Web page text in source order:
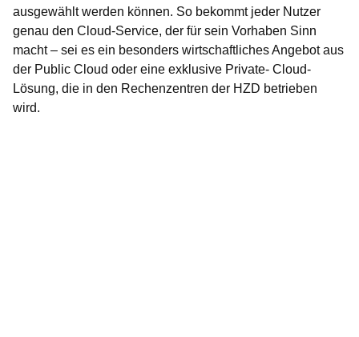
ausgewählt werden können. So bekommt jeder Nutzer
genau den Cloud-Service, der für sein Vorhaben Sinn
macht – sei es ein besonders wirtschaftliches Angebot aus
der Public Cloud oder eine exklusive Private- Cloud-
Lösung, die in den Rechenzentren der HZD betrieben
wird.